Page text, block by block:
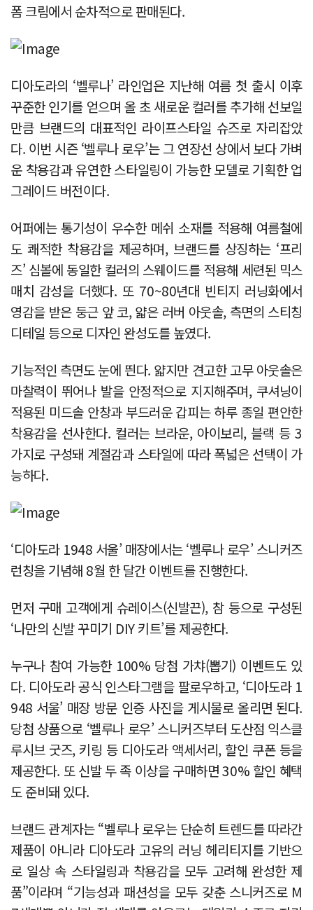
폼 크림에서 순차적으로 판매된다.
디아도라의 ‘벨루나’ 라인업은 지난해 여름 첫 출시 이후
꾸준한 인기를 얻으며 올 초 새로운 컬러를 추가해 선보일
만큼 브랜드의 대표적인 라이프스타일 슈즈로 자리잡았
다. 이번 시즌 ‘벨루나 로우’는 그 연장선 상에서 보다 가벼
운 착용감과 유연한 스타일링이 가능한 모델로 기획한 업
그레이드 버전이다.
어퍼에는 통기성이 우수한 메쉬 소재를 적용해 여름철에
도 쾌적한 착용감을 제공하며, 브랜드를 상징하는 ‘프리
즈’ 심볼에 동일한 컬러의 스웨이드를 적용해 세련된 믹스
매치 감성을 더했다. 또 70~80년대 빈티지 러닝화에서
영감을 받은 둥근 앞 코, 얇은 러버 아웃솔, 측면의 스티칭
디테일 등으로 디자인 완성도를 높였다.
기능적인 측면도 눈에 띈다. 얇지만 견고한 고무 아웃솔은
마찰력이 뛰어나 발을 안정적으로 지지해주며, 쿠셔닝이
적용된 미드솔 안창과 부드러운 갑피는 하루 종일 편안한
착용감을 선사한다. 컬러는 브라운, 아이보리, 블랙 등 3
가지로 구성돼 계절감과 스타일에 따라 폭넓은 선택이 가
능하다.
‘디아도라 1948 서울’ 매장에서는 ‘벨루나 로우’ 스니커즈
런칭을 기념해 8월 한 달간 이벤트를 진행한다.
먼저 구매 고객에게 슈레이스(신발끈), 참 등으로 구성된
‘나만의 신발 꾸미기 DIY 키트’를 제공한다.
누구나 참여 가능한 100% 당첨 가챠(뽑기) 이벤트도 있
다. 디아도라 공식 인스타그램을 팔로우하고, ‘디아도라 1
948 서울’ 매장 방문 인증 사진을 게시물로 올리면 된다.
당첨 상품으로 ‘벨루나 로우’ 스니커즈부터 도산점 익스클
루시브 굿즈, 키링 등 디아도라 액세서리, 할인 쿠폰 등을
제공한다. 또 신발 두 족 이상을 구매하면 30% 할인 혜택
도 준비돼 있다.
브랜드 관계자는 “벨루나 로우는 단순히 트렌드를 따라간
제품이 아니라 디아도라 고유의 러닝 헤리티지를 기반으
로 일상 속 스타일링과 착용감을 모두 고려해 완성한 제
품”이라며 “기능성과 패션성을 모두 갖춘 스니커즈로 M